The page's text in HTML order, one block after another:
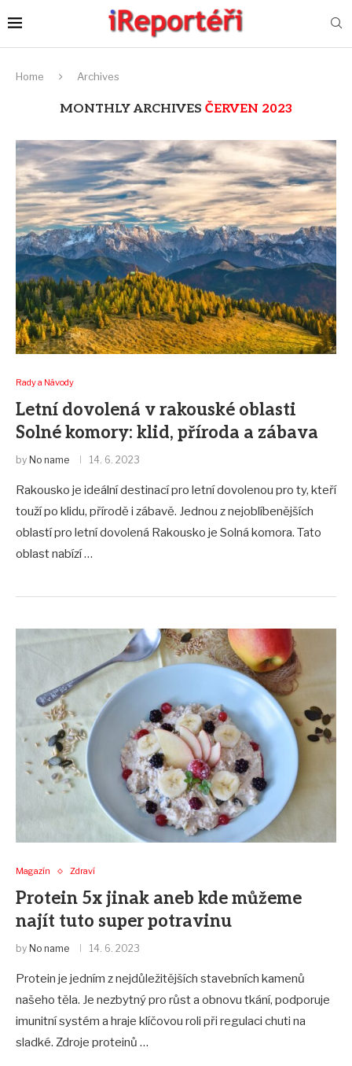
Home Archives
MONTHLY ARCHIVES ČERVEN 2023
Rady a Návody
Letní dovolená v rakouské oblasti
Solné komory: klid, příroda a zábava
by No name 14. 6. 2023
Rakousko je ideální destinací pro letní dovolenou pro ty, kteří
touží po klidu, přírodě i zábavě. Jednou z nejoblíbenějších
oblastí pro letní dovolená Rakousko je Solná komora. Tato
oblast nabízí …
Magazín Zdraví
Protein 5x jinak aneb kde můžeme
najít tuto super potravinu
by No name 14. 6. 2023
Protein je jedním z nejdůležitějších stavebních kamenů
našeho těla. Je nezbytný pro růst a obnovu tkání, podporuje
imunitní systém a hraje klíčovou roli při regulaci chuti na
sladké. Zdroje proteinů …